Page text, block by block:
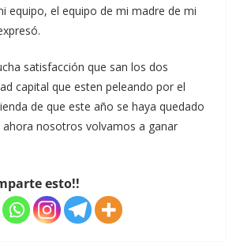
equipo, el equipo de mi madre de mi
satisfacción que san los dos
capital que esten peleando por el
de que este año se haya quedado
ahora nosotros volvamos a ganar
esto!!